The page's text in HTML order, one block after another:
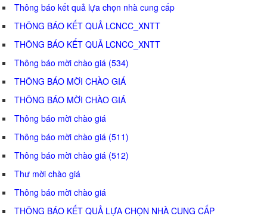
Thông báo kết quả lựa chọn nhà cung cấp
THÔNG BÁO KẾT QUẢ LCNCC_XNTT
THÔNG BÁO KẾT QUẢ LCNCC_XNTT
Thông báo mời chào giá (534)
THÔNG BÁO MỜI CHÀO GIÁ
THÔNG BÁO MỜI CHÀO GIÁ
Thông báo mời chào giá
Thông báo mời chào giá (511)
Thông báo mời chào giá (512)
Thư mời chào giá
Thông báo mời chào giá
THÔNG BÁO KẾT QUẢ LỰA CHỌN NHÀ CUNG CẤP